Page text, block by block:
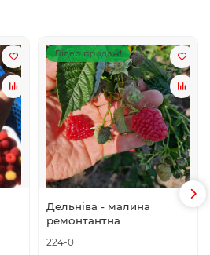
Лідер продаж!
Дельніва - малина
ремонтантна
224-01